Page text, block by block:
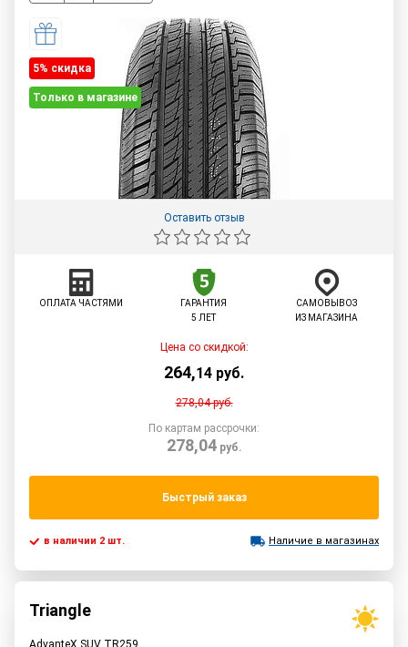
5% cкидка
Только в магазине
Оставить отзыв
ОПЛАТА ЧАСТЯМИ
ГАРАНТИЯ
5 ЛЕТ
САМОВЫВОЗ
ИЗ МАГАЗИНА
Цена со скидкой:
264,14 руб.
278,04руб.
По картам рассрочки:
278,04руб.
Быстрый заказ
в наличии 2 шт. Наличие в магазинах
Triangle
AdvanteX SUV TR259